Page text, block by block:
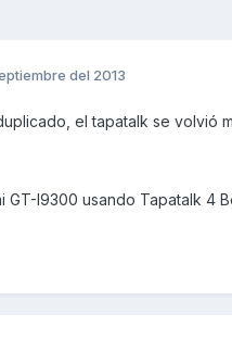
del 2013
el tapatalk se volvió
GT-I9300 usando Tapatalk 4